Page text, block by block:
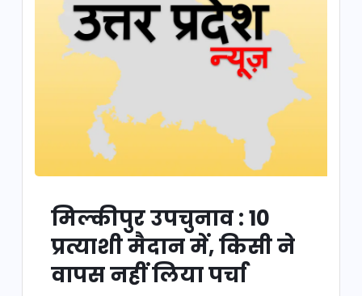
मिल्कीपुर उपचुनाव : 10
प्रत्याशी मैदान में, किसी ने
वापस नहीं लिया पर्चा